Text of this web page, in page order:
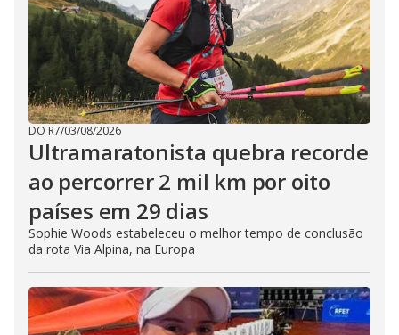
DO R7/03/08/2026
Ultramaratonista quebra recorde
ao percorrer 2 mil km por oito
países em 29 dias
Sophie Woods estabeleceu o melhor tempo de conclusão
da rota Via Alpina, na Europa